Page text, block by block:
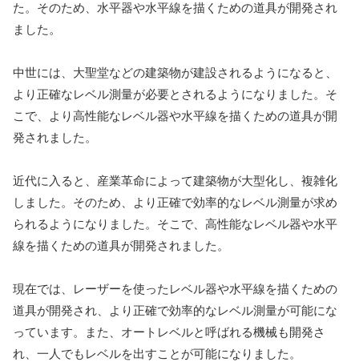
た。そのため、水平器や水平線を描くための道具が開発され
ました。
中世には、大聖堂などの建築物が建設されるようになると、
より正確なレベル測量が必要とされるようになりました。そ
こで、より高性能なレベル器や水平線を描くための道具が開
発されました。
近代に入ると、産業革命によって建築物が大型化し、複雑化
しました。そのため、より正確で効率的なレベル測量が求め
られるようになりました。そこで、高性能なレベル器や水平
線を描くための道具が開発されました。
現在では、レーザーを使ったレベル器や水平線を描くための
道具が開発され、より正確で効率的なレベル測量が可能にな
っています。また、オートレベルと呼ばれる機械も開発さ
れ、一人でもレベルを出すことが可能になりました。